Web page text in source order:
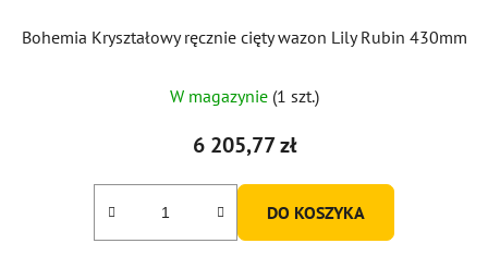
Bohemia Kryształowy ręcznie cięty wazon Lily Rubin 430mm
W magazynie (1 szt.)
6 205,77 zł
DO KOSZYKA